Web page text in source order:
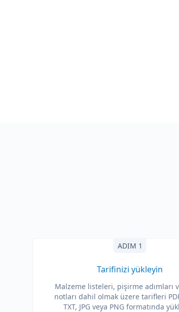
ADIM 1
Tarifinizi yükleyin
Malzeme listeleri, pişirme adımları
notları dahil olmak üzere tarifleri
TXT, JPG veya PNG formatında